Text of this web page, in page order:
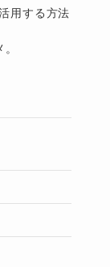
用する方法